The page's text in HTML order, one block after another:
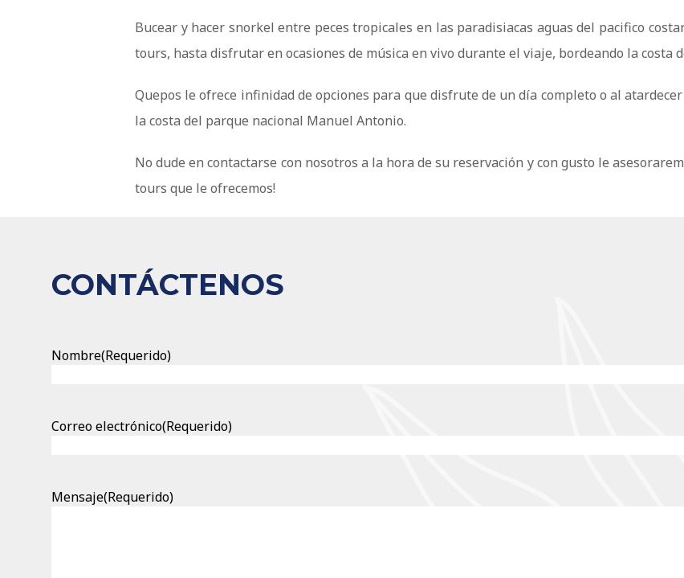
Bucear y hacer snorkel entre peces tropicales en las paradisiacas aguas del pacifico
tours, hasta disfrutar en ocasiones de música en vivo durante el viaje, bordeando la costa
Quepos le ofrece infinidad de opciones para que disfrute de un día completo o al
la costa del parque nacional Manuel Antonio.
No dude en contactarse con nosotros a la hora de su reservación y con gusto le
tours que le ofrecemos!
CONTÁCTENOS
Nombre(Requerido)
Correo electrónico(Requerido)
Mensaje(Requerido)